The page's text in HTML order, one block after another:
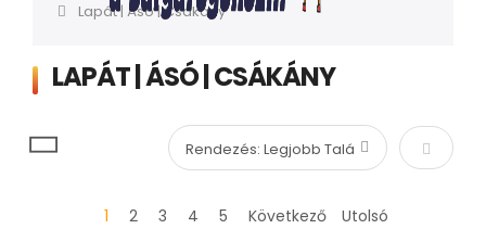
Lapát | Ásó | Csákány
LAPÁT | ÁSÓ | CSÁKÁNY
1 2 3 4 5 Következő Utolsó